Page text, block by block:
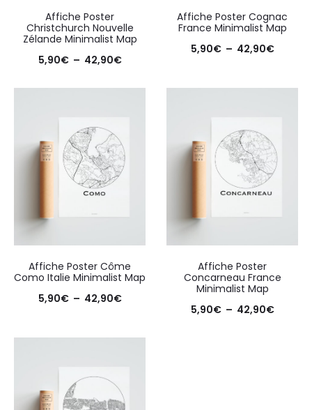
Affiche Poster
Christchurch Nouvelle
Zélande Minimalist Map
5,90€ – 42,90€Plage
à
42,90€
Affiche Poster Cognac
France Minimalist Map
5,90€ – 42,90€Plage
prix :
42,90€
Affiche Poster Côme
Como Italie Minimalist Map
5,90€ – 42,90€Plage
prix :
42,90€
Affiche Poster
Concarneau France
Minimalist Map
5,90€ – 42,90€Plage